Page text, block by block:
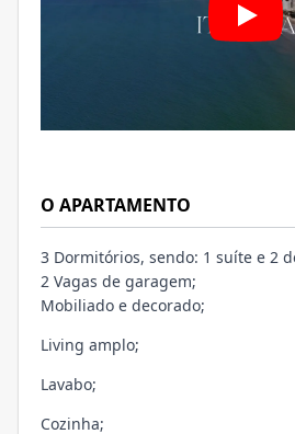
O APARTAMENTO
3 Dormitórios, sendo: 1 suíte e 2
2 Vagas de garagem;
Mobiliado e decorado;
Living amplo;
Lavabo;
Cozinha;